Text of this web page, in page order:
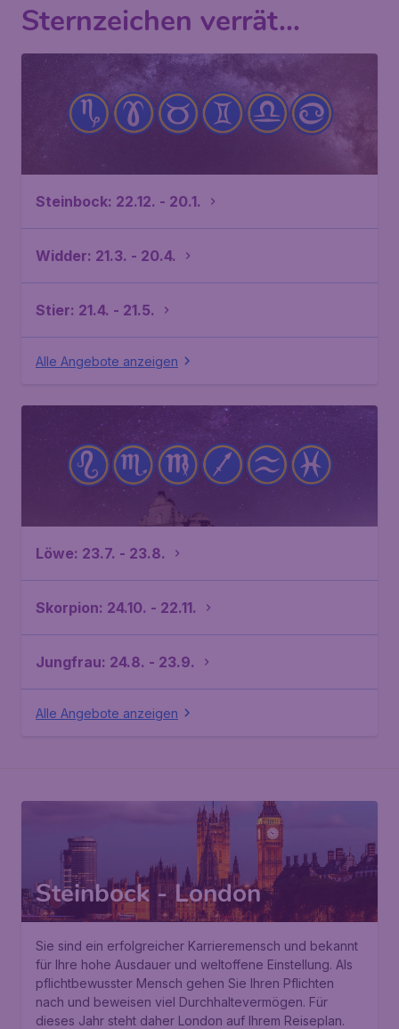
Sternzeichen verrät...
Steinbock: 22.12. - 20.1.
Widder: 21.3. - 20.4.
Stier: 21.4. - 21.5.
Alle Angebote anzeigen
Löwe: 23.7. - 23.8.
Skorpion: 24.10. - 22.11.
Jungfrau: 24.8. - 23.9.
Alle Angebote anzeigen
Steinbock - London
Sie sind ein erfolgreicher Karrieremensch und bekannt
für Ihre hohe Ausdauer und weltoffene Einstellung. Als
pflichtbewusster Mensch gehen Sie Ihren Pflichten
nach und beweisen viel Durchhaltevermögen. Für
dieses Jahr steht daher London auf Ihrem Reiseplan.